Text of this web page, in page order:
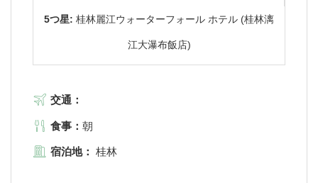
5つ星: 桂林麗江ウォーターフォール ホテル (桂林漓
江大瀑布飯店)
交通：
食事： 朝
宿泊地： 桂林